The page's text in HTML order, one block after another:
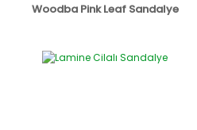
Woodba Pink Leaf Sandalye